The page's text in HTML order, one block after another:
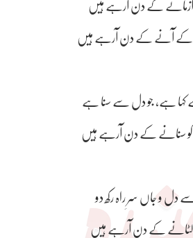
کے دن آرہے ہیں
آنے کے دن آرہے ہیں
کہا ہے، جو دل سے سنا ہے
سنانے کے دن آرہے ہیں
دل و جاں سرِ راہ رکھ دو
لٹانے کے دن آرہے ہیں